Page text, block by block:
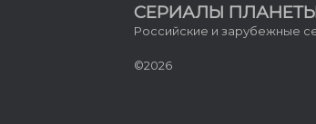
СЕРИАЛЫ
Российские и зарубежные
©2026